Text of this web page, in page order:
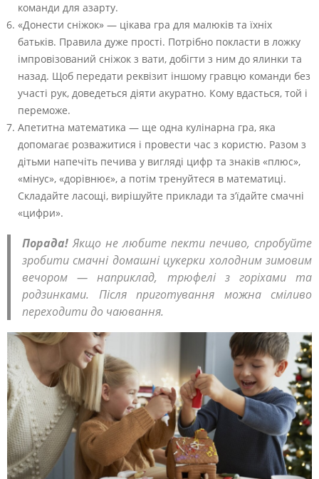
команди для азарту.
«Донести сніжок» — цікава гра для малюків та їхніх
батьків. Правила дуже прості. Потрібно покласти в ложку
імпровізований сніжок з вати, добігти з ним до ялинки та
назад. Щоб передати реквізит іншому гравцю команди без
участі рук, доведеться діяти акуратно. Кому вдасться, той і
переможе.
Апетитна математика — ще одна кулінарна гра, яка
допомагає розважитися і провести час з користю. Разом з
дітьми напечіть печива у вигляді цифр та знаків «плюс»,
«мінус», «дорівнює», а потім тренуйтеся в математиці.
Складайте ласощі, вирішуйте приклади та з’їдайте смачні
«цифри».
Порада! Якщо не любите пекти печиво, спробуйте
зробити смачні домашні цукерки холодним зимовим
вечором — наприклад, трюфелі з горіхами та
родзинками. Після приготування можна сміливо
переходити до чаювання.